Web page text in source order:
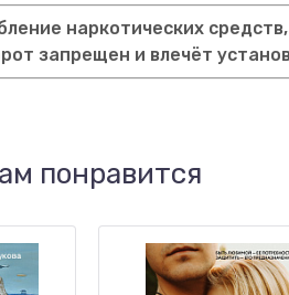
наркотических
запрещен и влечёт
понравится